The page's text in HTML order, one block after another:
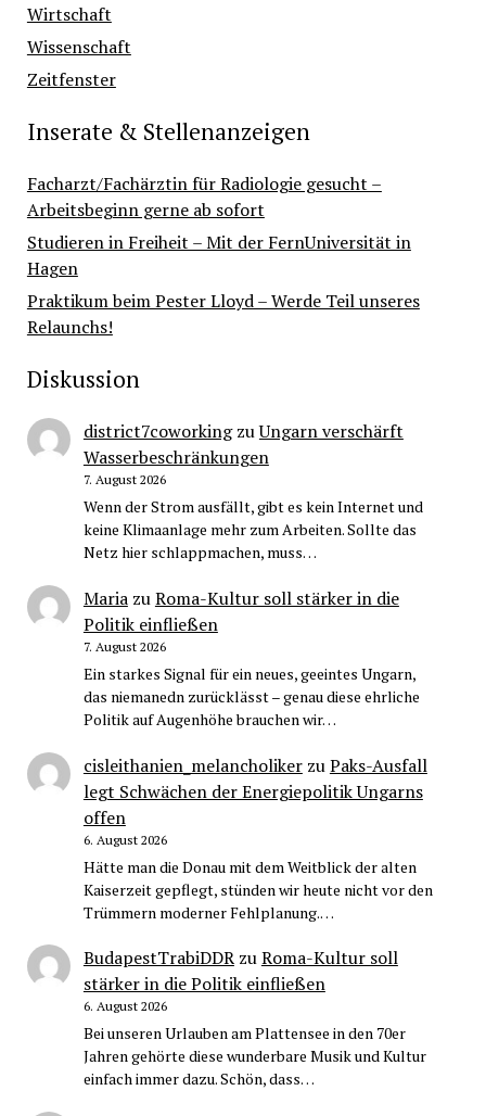
Wirtschaft
Wissenschaft
Zeitfenster
Inserate & Stellenanzeigen
Facharzt/Fachärztin für Radiologie gesucht –
Arbeitsbeginn gerne ab sofort
Studieren in Freiheit – Mit der FernUniversität in
Hagen
Praktikum beim Pester Lloyd – Werde Teil unseres
Relaunchs!
Diskussion
district7coworkingzuUngarn verschärft
Wasserbeschränkungen
7. August 2026
Wenn der Strom ausfällt, gibt es kein Internet und
keine Klimaanlage mehr zum Arbeiten. Sollte das
Netz hier schlappmachen, muss…
MariazuRoma-Kultur soll stärker in die
Politik einfließen
7. August 2026
Ein starkes Signal für ein neues, geeintes Ungarn,
das niemanedn zurücklässt – genau diese ehrliche
Politik auf Augenhöhe brauchen wir…
cisleithanien_melancholikerzuPaks-Ausfall
legt Schwächen der Energiepolitik Ungarns
offen
6. August 2026
Hätte man die Donau mit dem Weitblick der alten
Kaiserzeit gepflegt, stünden wir heute nicht vor den
Trümmern moderner Fehlplanung.…
BudapestTrabiDDRzuRoma-Kultur soll
stärker in die Politik einfließen
6. August 2026
Bei unseren Urlauben am Plattensee in den 70er
Jahren gehörte diese wunderbare Musik und Kultur
einfach immer dazu. Schön, dass…